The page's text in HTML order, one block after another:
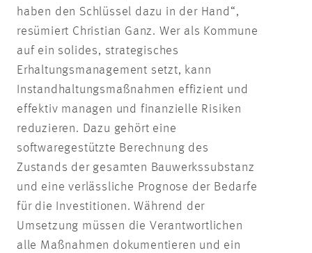
haben den Schlüssel dazu in der Hand“,
resümiert Christian Ganz. Wer als Kommune
auf ein solides, strategisches
Erhaltungsmanagement setzt, kann
Instandhaltungsmaßnahmen effizient und
effektiv managen und finanzielle Risiken
reduzieren. Dazu gehört eine
softwaregestützte Berechnung des
Zustands der gesamten Bauwerkssubstanz
und eine verlässliche Prognose der Bedarfe
für die Investitionen. Während der
Umsetzung müssen die Verantwortlichen
alle Maßnahmen dokumentieren und ein